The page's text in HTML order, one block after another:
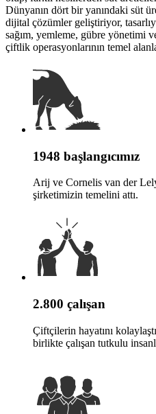
Dünyanın dört bir yanındaki süt
dijital çözümler geliştiriyor,
sağım, yemleme, gübre yönetimi
çiftlik operasyonlarının temel
1948 başlangıcımız
Arij ve Cornelis van der
şirketimizin temelini attı.
2.800 çalışan
Çiftçilerin hayatını
birlikte çalışan tutkulu